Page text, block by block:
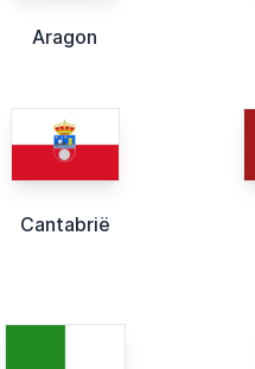
Aragon
Cantabrië